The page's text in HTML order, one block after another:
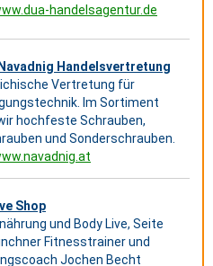
handelsagentur.de
Handelsvertretung
Vertretung für
Im Sortiment
hochfeste Schrauben,
und Sonderschrauben.
Shop
und Body Live, Seite
Fitnesstrainer und
Jochen Becht